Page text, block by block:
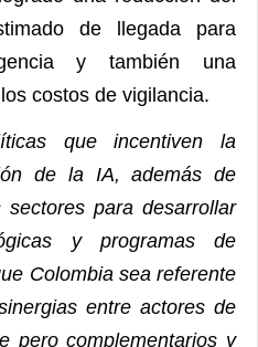
de llegada para
y también una
costos de vigilancia.
que incentiven la
de la IA, además de
para desarrollar
y programas de
Colombia sea referente
entre actores de
pero complementarios y